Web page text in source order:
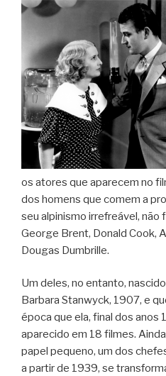
os atores que aparecem no
dos homens que comem a
seu alpinismo irrefreável, não
George Brent, Donald Cook,
Dougas Dumbrille.
Um deles, no entanto,
Barbara Stanwyck, 1907, e
época que ela, final dos anos
aparecido em 18 filmes.
papel pequeno, um dos
a partir de 1939, se